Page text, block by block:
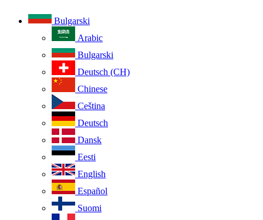
Bulgarski
Arabic
Bulgarski
Deutsch (CH)
Chinese
Ceština
Deutsch
Dansk
Eesti
English
Español
Suomi